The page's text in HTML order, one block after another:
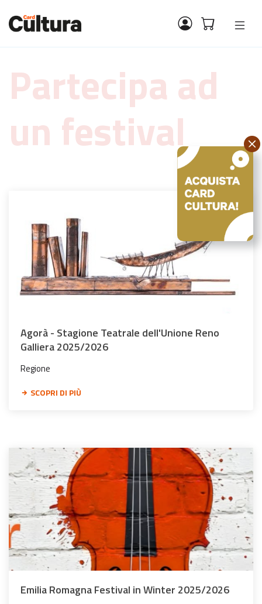
Partecipa ad
un festival
Agorà - Stagione Teatrale dell'Unione Reno
Galliera 2025/2026
Regione
SCOPRI DI PIÙ
Emilia Romagna Festival in Winter 2025/2026